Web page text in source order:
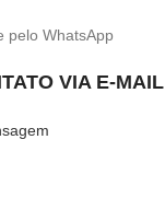
pelo WhatsApp
VIA E-MAIL